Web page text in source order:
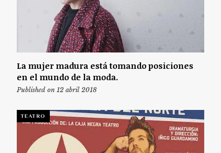
La mujer madura está tomando posiciones
en el mundo de la moda.
Published on 12 abril 2018
TEATRO